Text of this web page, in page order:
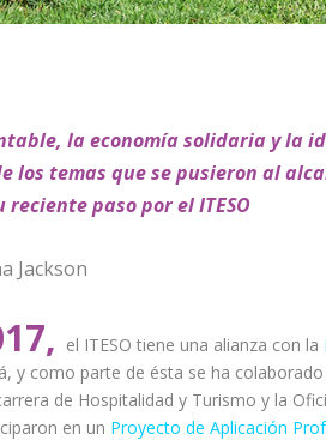
la economía solidaria y la
los temas que se pusieron al
reciente paso por el ITESO
Jackson
el ITESO tiene una alianza con la
y como parte de ésta se ha
de Hospitalidad y Turismo y la
en un Proyecto de Aplicación